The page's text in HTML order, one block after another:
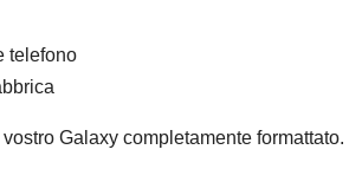
telefono
Galaxy completamente formattato.